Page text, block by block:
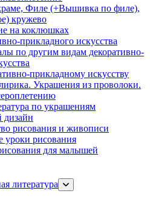
Филе (+Вышивка по филе),
кружево
на коклюшках
прикладного искусства
по другим видам декоративно-
прикладному искусству
Украшения из проволоки.
по украшениям
дизайн
рисования и живописи
рисования
для малышей
литература